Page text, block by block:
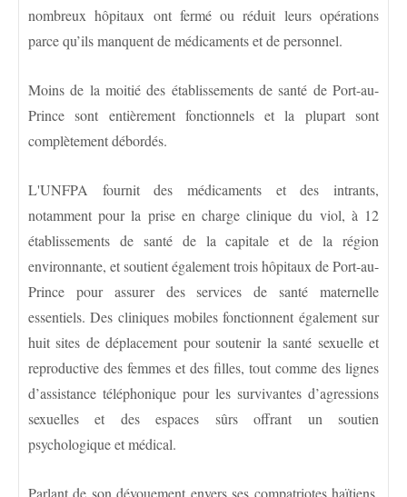
nombreux hôpitaux ont fermé ou réduit leurs opérations
parce qu’ils manquent de médicaments et de personnel.
Moins de la moitié des établissements de santé de Port-au-
Prince sont entièrement fonctionnels et la plupart sont
complètement débordés.
L'UNFPA fournit des médicaments et des intrants,
notamment pour la prise en charge clinique du viol, à 12
établissements de santé de la capitale et de la région
environnante, et soutient également trois hôpitaux de Port-au-
Prince pour assurer des services de santé maternelle
essentiels. Des cliniques mobiles fonctionnent également sur
huit sites de déplacement pour soutenir la santé sexuelle et
reproductive des femmes et des filles, tout comme des lignes
d’assistance téléphonique pour les survivantes d’agressions
sexuelles et des espaces sûrs offrant un soutien
psychologique et médical.
Parlant de son dévouement envers ses compatriotes haïtiens,